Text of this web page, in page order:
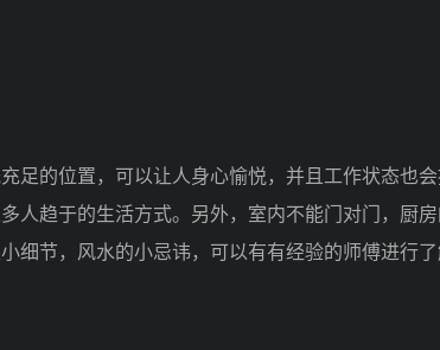
的位置，可以让人身心愉悦，并且工作状态也
人趋于的生活方式。另外，室内不能门对门，厨
节，风水的小忌讳，可以有有经验的师傅进行了